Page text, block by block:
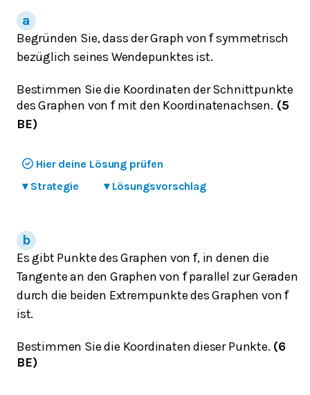
Begründen Sie, dass der Graph vonfsymmetrisch
bezüglich seines Wendepunktes ist.
Bestimmen Sie die Koordinaten der Schnittpunkte
des Graphen von fmit den Koordinatenachsen. (5
BE)
Hier deine Lösung prüfen
▾ Strategie ▾ Lösungsvorschlag
Es gibt Punkte des Graphen vonf, in denen die
Tangente an den Graphen von fparallel zur Geraden
durch die beiden Extrempunkte des Graphen vonf
ist.
Bestimmen Sie die Koordinaten dieser Punkte. (6
BE)